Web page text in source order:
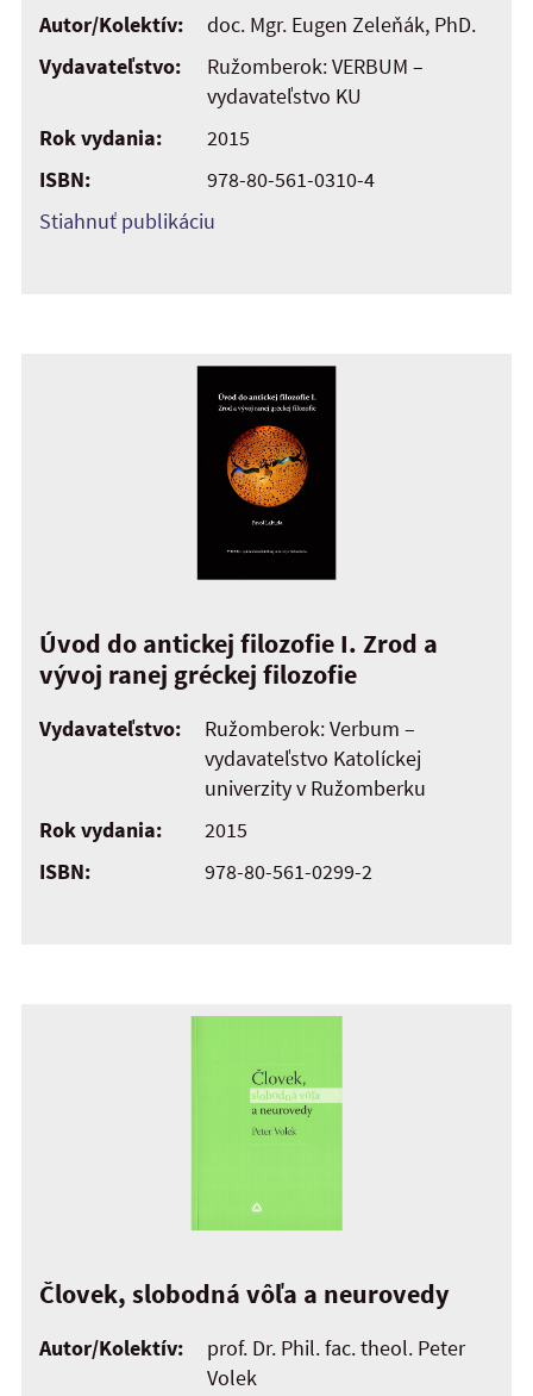
Autor/Kolektív:
doc. Mgr. Eugen Zeleňák, PhD.
Vydavateľstvo:
Ružomberok: VERBUM –
vydavateľstvo KU
Rok vydania:
2015
ISBN:
978-80-561-0310-4
Stiahnuť publikáciu
Úvod do antickej filozofie I. Zrod a
vývoj ranej gréckej filozofie
Vydavateľstvo:
Ružomberok: Verbum –
vydavateľstvo Katolíckej
univerzity v Ružomberku
Rok vydania:
2015
ISBN:
978-80-561-0299-2
Človek, slobodná vôľa a neurovedy
Autor/Kolektív:
prof. Dr. Phil. fac. theol. Peter
Volek